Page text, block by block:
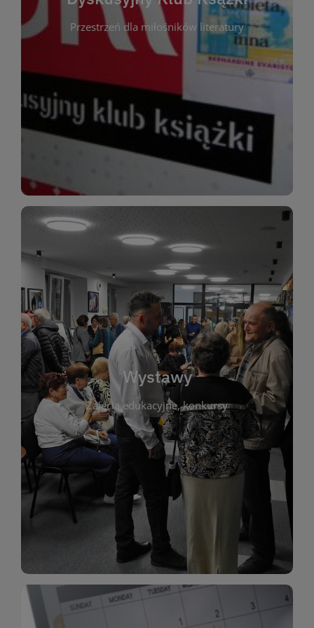
Przestrzeń dla miłośników literatury
Dyskusyjny Klub Ksążki
Dyskusyjny Klub Książki to przestrzeń dla
miłośników literatury, którzy lubią dzielić się
opiniami i emocjami po lekturze. Spotykamy się
regularnie, by rozmawiać o wybranych tytułach z
różnych gatunków literackich. Każde spotkanie to
okazja do inspirującej dyskusji, wymiany
Wystawy
Zajęcia edukacyjne, konkursy
Wystawy
Biblioteka organizuje prezentujące zarówno
sztukę lokalnych twórców, jak i zbiory tematyczne.
W tej sekcji znajdziesz informacje o aktualnych
ekspozycjach oraz archiwum wystaw z
poprzednich lat. Prezentowane prace obejmują
malarstwo, fotografię, rękodzieło i inne formy
artystyczne. Każda wystawa to wyjątkowa okazja
do kontaktu z kulturą i sztuką w przestrzeni
biblioteki. Serdecznie zapraszamy wszystkich
miłośników estetycznych doznań!
WIĘCEJ